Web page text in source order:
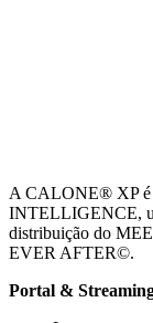
A CALONE® XP
INTELLIGENCE,
distribuição do
EVER AFTER©.
Portal &